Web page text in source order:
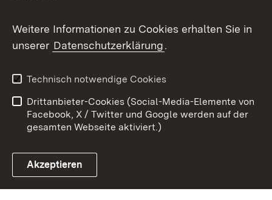
Link zum Landesportal
Kontakt
Datenschutz
Barrierefreiheit
Impressum
Cookies
Weitere Informationen zu Cookies erhalten Sie in
unserer Datenschutzerklärung.
Technisch notwendige Cookies
Drittanbieter-Cookies (Social-Media-Elemente von
Facebook, X / Twitter und Google werden auf der
gesamten Webseite aktiviert.)
Akzeptieren